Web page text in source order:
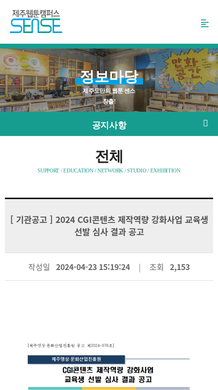
로
가
기
정보마당
제주도만의 웹툰 센스
창출!
공지사항
전체
SUPPORT / EDUCATION / NETWORK / STUDIO / EXHIBITION
[ 기관공고] 2024 CGI콘텐츠 제작역량 강화사업 교육생
선발 심사 결과 공고
작성일 2024-04-23 15:19:24 조회 2,153